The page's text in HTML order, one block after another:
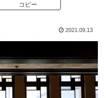
コピー
2021.09.13